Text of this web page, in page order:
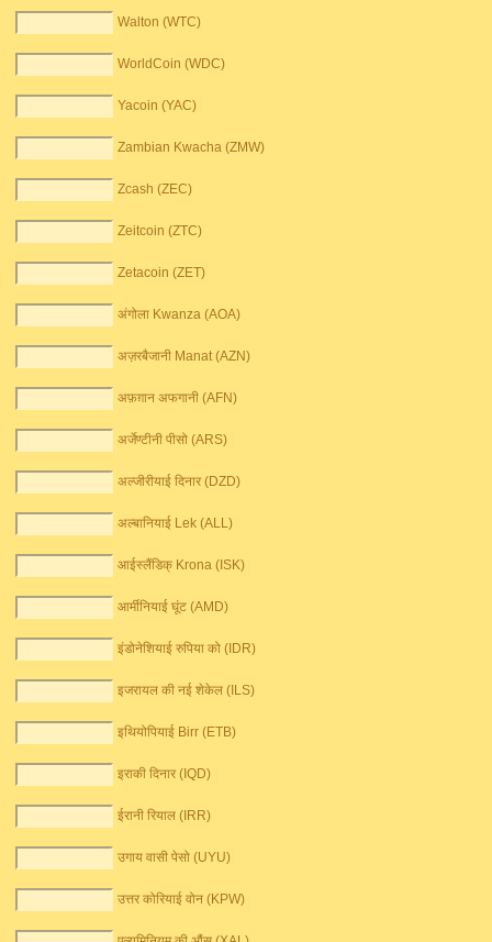
Walton (WTC)
WorldCoin (WDC)
Yacoin (YAC)
Zambian Kwacha (ZMW)
Zcash (ZEC)
Zeitcoin (ZTC)
Zetacoin (ZET)
अंगोला Kwanza (AOA)
अज़रबैजानी Manat (AZN)
अफ़ग़ान अफगानी (AFN)
अर्जेण्टीनी पीसो (ARS)
अल्जीरीयाई दिनार (DZD)
अल्बानियाई Lek (ALL)
आईस्लैंडिक् Krona (ISK)
आर्मीनियाई घूंट (AMD)
इंडोनेशियाई रुपिया को (IDR)
इजरायल की नई शेकेल (ILS)
इथियोपियाई Birr (ETB)
इराकी दिनार (IQD)
ईरानी रियाल (IRR)
उगाय वासी पेसो (UYU)
उत्तर कोरियाई वोन (KPW)